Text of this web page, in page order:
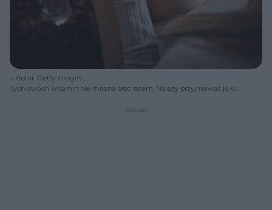
Autor: Getty Images
Tych dwóch witamin nie można brać razem. Należy przyjmować je w